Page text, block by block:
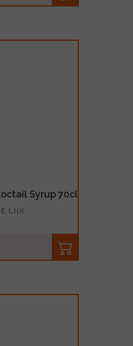
Syrup 70cl
LIIK